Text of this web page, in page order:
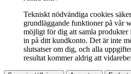
Tekniskt nödvändiga cookies
grundläggande funktioner på vår
möjligt för dig att samla
in på ditt kundkonto. Det är inte
slutsatser om dig, och alla
resultat kommer aldrig att